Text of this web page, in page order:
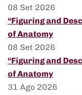
08 Set 2026
“Figuring and
of Anatomy
08 Set 2026
“Figuring and
of Anatomy
31 Ago 2026